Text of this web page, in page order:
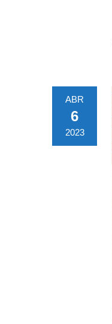
ABR
6
2023